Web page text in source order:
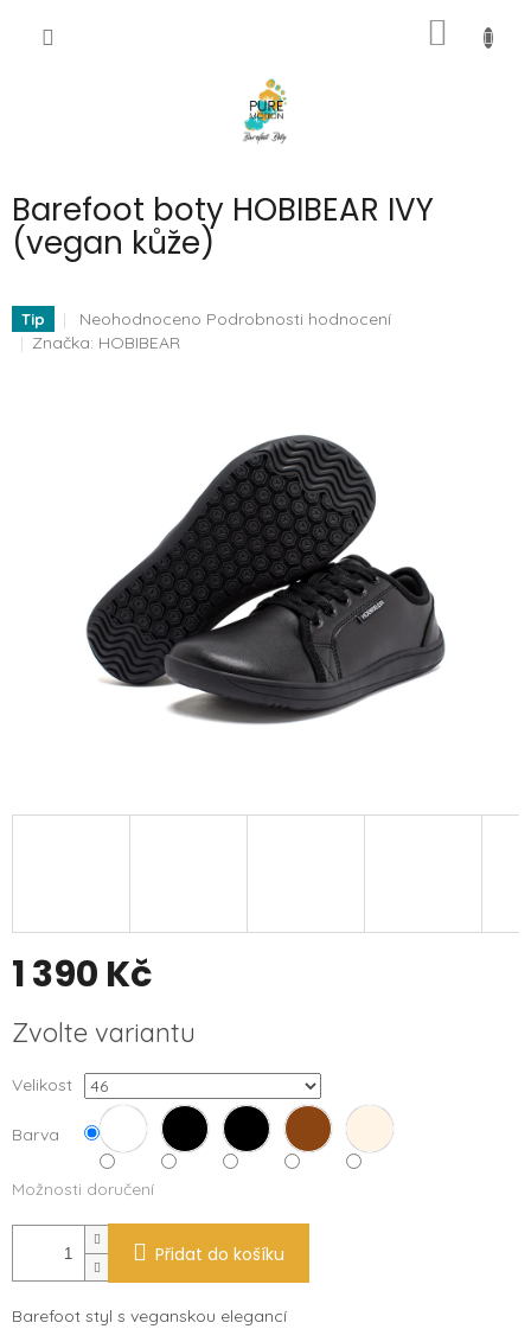
Barefoot boty HOBIBEAR IVY
(vegan kůže)
Tip
Průměrné
hodnocení
Neohodnoceno Podrobnosti hodnocení
Značka: HOBIBEAR
1 390 Kč
cena:
Zvolte variantu
Velikost
Barva
Možnosti doručení
Přidat do košíku
Barefoot styl s veganskou elegancí